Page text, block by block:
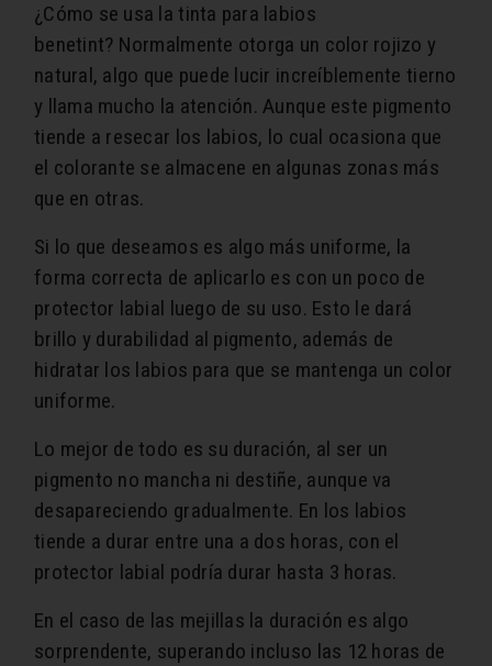
¿Cómo se usa la tinta para labios
benetint? Normalmente otorga un color rojizo y
natural, algo que puede lucir increíblemente tierno
y llama mucho la atención. Aunque este pigmento
tiende a resecar los labios, lo cual ocasiona que
el colorante se almacene en algunas zonas más
que en otras.
Si lo que deseamos es algo más uniforme, la
forma correcta de aplicarlo es con un poco de
protector labial luego de su uso. Esto le dará
brillo y durabilidad al pigmento, además de
hidratar los labios para que se mantenga un color
uniforme.
Lo mejor de todo es su duración, al ser un
pigmento no mancha ni destiñe, aunque va
desapareciendo gradualmente. En los labios
tiende a durar entre una a dos horas, con el
protector labial podría durar hasta 3 horas.
En el caso de las mejillas la duración es algo
sorprendente, superando incluso las 12 horas de